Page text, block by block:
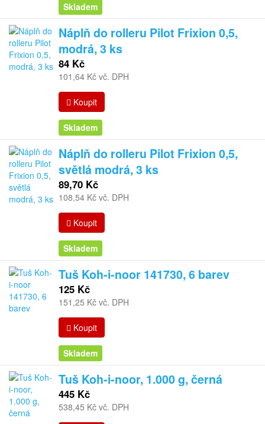
Skladem
Náplň do rolleru Pilot Frixion 0,5,
modrá, 3 ks
84 Kč
101,64 Kč vč. DPH
Koupit
Skladem
Náplň do rolleru Pilot Frixion 0,5,
světlá modrá, 3 ks
89,70 Kč
108,54 Kč vč. DPH
Koupit
Skladem
Tuš Koh-i-noor 141730, 6 barev
125 Kč
151,25 Kč vč. DPH
Koupit
Skladem
Tuš Koh-i-noor, 1.000 g, černá
445 Kč
538,45 Kč vč. DPH